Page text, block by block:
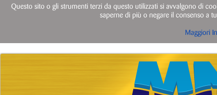
Questo sito o gli strumenti terzi da questo utilizzati si avvalgono di
saperne di più o negare il consenso a
Maggiori